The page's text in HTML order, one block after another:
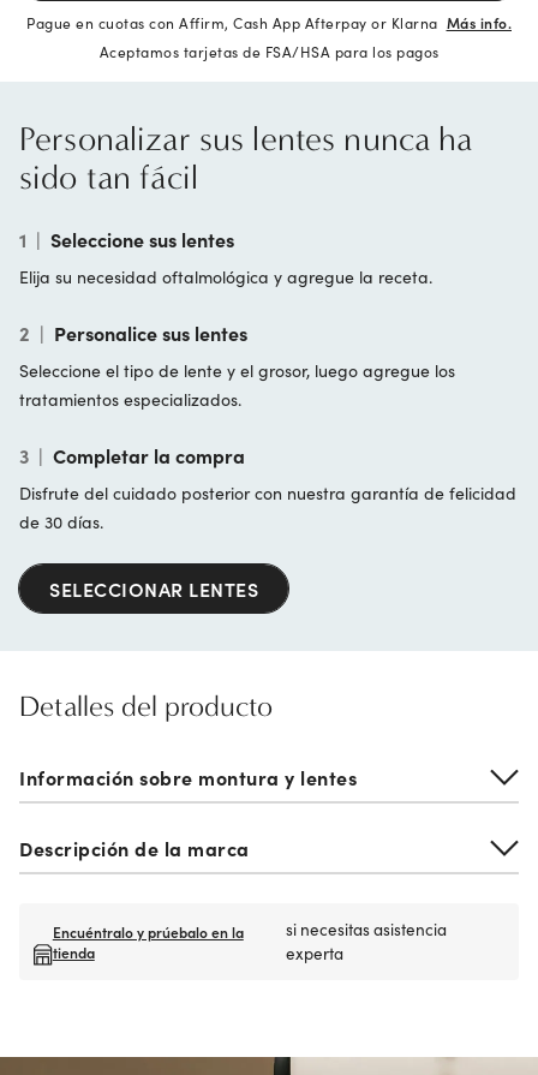
Pague en cuotas con Affirm, Cash App Afterpay or Klarna Más info.
Aceptamos tarjetas de FSA/HSA para los pagos
Personalizar sus lentes nunca ha
sido tan fácil
1 | Seleccione sus lentes
Elija su necesidad oftalmológica y agregue la receta.
2 | Personalice sus lentes
Seleccione el tipo de lente y el grosor, luego agregue los
tratamientos especializados.
3 | Completar la compra
Disfrute del cuidado posterior con nuestra garantía de felicidad
de 30 días.
SELECCIONAR LENTES
Detalles del producto
Información sobre montura y lentes
Descripción de la marca
Encuéntralo y prúebalo en la
tienda
si necesitas asistencia
experta